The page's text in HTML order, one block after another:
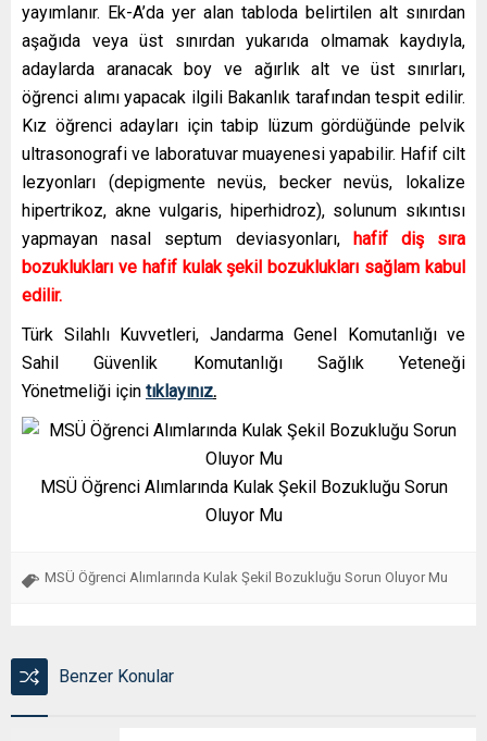
yayımlanır. Ek-A’da yer alan tabloda belirtilen alt sınırdan
aşağıda veya üst sınırdan yukarıda olmamak kaydıyla,
adaylarda aranacak boy ve ağırlık alt ve üst sınırları,
öğrenci alımı yapacak ilgili Bakanlık tarafından tespit edilir.
Kız öğrenci adayları için tabip lüzum gördüğünde pelvik
ultrasonografi ve laboratuvar muayenesi yapabilir. Hafif cilt
lezyonları (depigmente nevüs, becker nevüs, lokalize
hipertrikoz, akne vulgaris, hiperhidroz), solunum sıkıntısı
yapmayan nasal septum deviasyonları, hafif diş sıra
bozuklukları ve hafif kulak şekil bozuklukları sağlam kabul
edilir.
Türk Silahlı Kuvvetleri, Jandarma Genel Komutanlığı ve
Sahil Güvenlik Komutanlığı Sağlık Yeteneği
Yönetmeliği için tıklayınız.
MSÜ Öğrenci Alımlarında Kulak Şekil Bozukluğu Sorun
Oluyor Mu
MSÜ Öğrenci Alımlarında Kulak Şekil Bozukluğu Sorun Oluyor Mu
Benzer Konular